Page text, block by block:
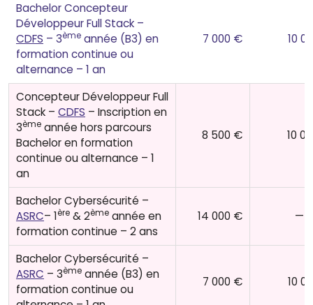
Bachelor Concepteur
Développeur Full Stack –
CDFS – 3ème année (B3) en
formation continue ou
alternance – 1 an
7 000 € 10
Concepteur Développeur Full
Stack – CDFS – Inscription en
3ème année hors parcours
Bachelor en formation
continue ou alternance – 1
an
8 500 € 10
Bachelor Cybersécurité –
ASRC– 1ère & 2ème année en
formation continue – 2 ans
14 000 €
Bachelor Cybersécurité –
ASRC – 3ème année (B3) en
formation continue ou
7 000 € 10